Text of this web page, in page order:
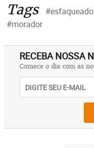
Tags #esfaqueado
#morador
RECEBA NOSSA
Comece o dia com as